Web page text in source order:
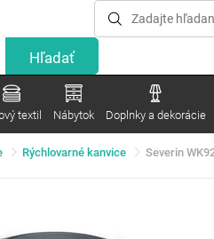
textil Nábytok Doplnky a dekorácie
Rýchlovarné kanvice Severin